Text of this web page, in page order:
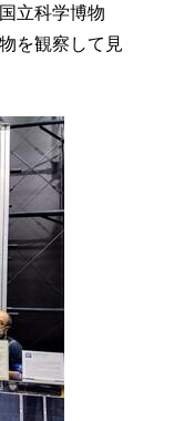
立科学博物
を観察して見